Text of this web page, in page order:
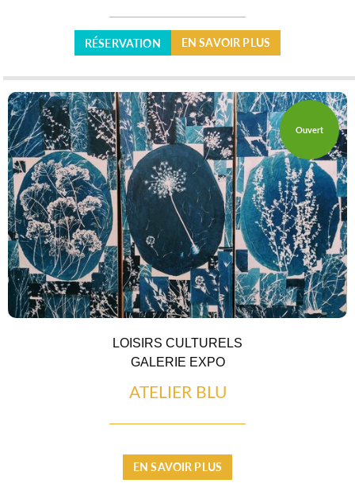
RÉSERVATION EN SAVOIR PLUS
Ouvert
LOISIRS CULTURELS
GALERIE EXPO
ATELIER BLU
EN SAVOIR PLUS